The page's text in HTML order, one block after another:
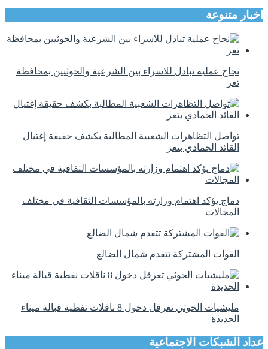
اخبار متنوعة
نجاح عملية تبادل للاسراء بين الشرعية والحوثيين بمحافظة
تعز
تواصل التظاهرات الشعبية المطالبة بكشف حقيقة إغتيال
القائد الحمادي بتعز
دماج يؤكد اهتمام وزارته بالمؤسسات الثقافية في مختلف
المجالات
القوات المشتركة تتقدم شمال الضالع
مليشيات الحوثي تعرقل دخول 8 ناقلات نفطية قبالة ميناء
الحديدة
عداد الشبكات الاجتماعية